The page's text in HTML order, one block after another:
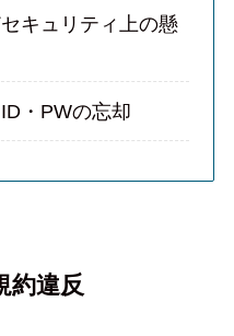
キュリティ上の懸
・PWの忘却
約違反